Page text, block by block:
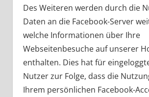
Des Weiteren werden durch die
Daten an die Facebook-Server
welche Informationen über Ihre
Webseitenbesuche auf unserer
enthalten. Dies hat für
Nutzer zur Folge, dass die
Ihrem persönlichen Facebook-